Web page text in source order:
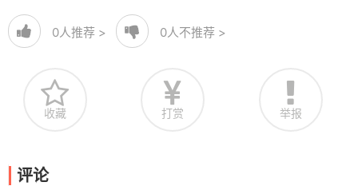
0人推荐 > 0人不推荐 >
收藏 打赏 举报
评论